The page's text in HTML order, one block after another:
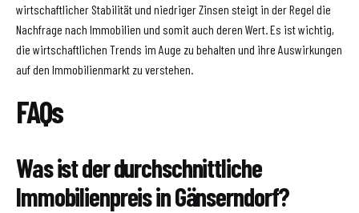
wirtschaftlicher Stabilität und niedriger Zinsen steigt in der Regel die
Nachfrage nach Immobilien und somit auch deren Wert. Es ist wichtig,
die wirtschaftlichen Trends im Auge zu behalten und ihre Auswirkungen
auf den Immobilienmarkt zu verstehen.
FAQs
Was ist der durchschnittliche
Immobilienpreis in Gänserndorf?